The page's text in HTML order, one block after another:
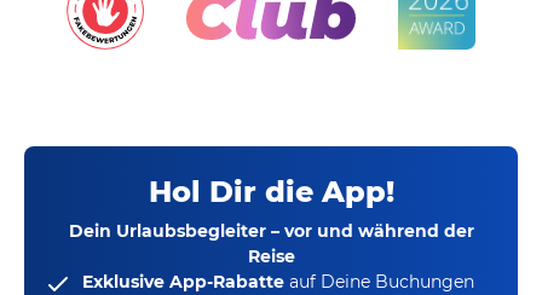
Hol Dir die App!
Dein Urlaubsbegleiter – vor und während der
Reise
Exklusive App-Rabatte auf Deine Buchungen